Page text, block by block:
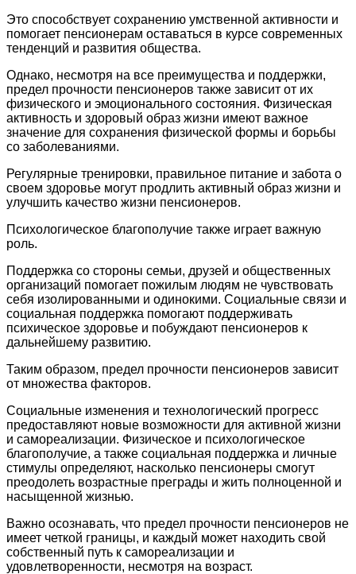
Это способствует сохранению умственной активности и
помогает пенсионерам оставаться в курсе современных
тенденций и развития общества.
Однако, несмотря на все преимущества и поддержки,
предел прочности пенсионеров также зависит от их
физического и эмоционального состояния. Физическая
активность и здоровый образ жизни имеют важное
значение для сохранения физической формы и борьбы
со заболеваниями.
Регулярные тренировки, правильное питание и забота о
своем здоровье могут продлить активный образ жизни и
улучшить качество жизни пенсионеров.
Психологическое благополучие также играет важную
роль.
Поддержка со стороны семьи, друзей и общественных
организаций помогает пожилым людям не чувствовать
себя изолированными и одинокими. Социальные связи и
социальная поддержка помогают поддерживать
психическое здоровье и побуждают пенсионеров к
дальнейшему развитию.
Таким образом, предел прочности пенсионеров зависит
от множества факторов.
Социальные изменения и технологический прогресс
предоставляют новые возможности для активной жизни
и самореализации. Физическое и психологическое
благополучие, а также социальная поддержка и личные
стимулы определяют, насколько пенсионеры смогут
преодолеть возрастные преграды и жить полноценной и
насыщенной жизнью.
Важно осознавать, что предел прочности пенсионеров не
имеет четкой границы, и каждый может находить свой
собственный путь к самореализации и
удовлетворенности, несмотря на возраст.